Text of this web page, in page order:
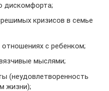
дискомфорта;
кризисов в семье
с ребенком;
мыслями;
(неудовлетворенность
жизни);